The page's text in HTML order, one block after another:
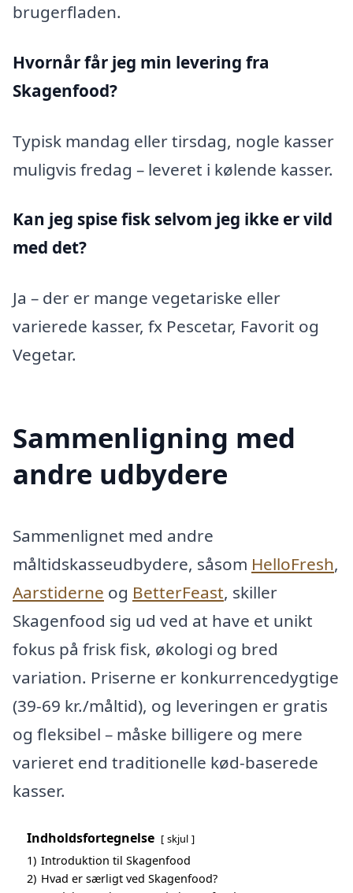
brugerfladen.
Hvornår får jeg min levering fra
Skagenfood?
Typisk mandag eller tirsdag, nogle kasser
muligvis fredag – leveret i kølende kasser.
Kan jeg spise fisk selvom jeg ikke er vild
med det?
Ja – der er mange vegetariske eller
varierede kasser, fx Pescetar, Favorit og
Vegetar.
Sammenligning med
andre udbydere
Sammenlignet med andre
måltidskasseudbydere, såsom HelloFresh,
Aarstiderne og BetterFeast, skiller
Skagenfood sig ud ved at have et unikt
fokus på frisk fisk, økologi og bred
variation. Priserne er konkurrencedygtige
(39-69 kr./måltid), og leveringen er gratis
og fleksibel – måske billigere og mere
varieret end traditionelle kød-baserede
kasser.
Indholdsfortegnelse skjul
1) Introduktion til Skagenfood
2) Hvad er særligt ved Skagenfood?